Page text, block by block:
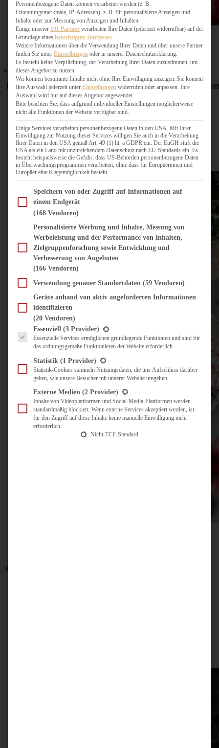
9. Juni 2025
ZUM BEITRAG
Lagkage mit Erdbeeren – leckerer dänischer
30. April 2023
Personenbezogene Daten können verarbeitet werden (z. B.
Erkennungsmerkmale, IP-Adressen), z. B. für personalisierte Anzeigen und
Inhalte oder zur Messung von Anzeigen und Inhalten.
Einige unserer 191 Partner verarbeiten Ihre Daten (jederzeit widerrufbar) auf der
Grundlage eines berechtigten Interesses.
Weitere Informationen über die Verwendung Ihrer Daten und über unsere Partner
finden Sie unter Einstellungen oder in unserer Datenschutzerklärung.
Es besteht keine Verpflichtung, der Verarbeitung Ihrer Daten zuzustimmen, um
dieses Angebot zu nutzen.
Wir können bestimmte Inhalte nicht ohne Ihre Einwilligung anzeigen. Sie können
Ihre Auswahl jederzeit unter Einstellungen widerrufen oder anpassen. Ihre
Auswahl wird nur auf dieses Angebot angewendet.
Bitte beachten Sie, dass aufgrund individueller Einstellungen möglicherweise
nicht alle Funktionen der Website verfügbar sind.
Einige Services verarbeiten personenbezogene Daten in den USA. Mit Ihrer
Einwilligung zur Nutzung dieser Services willigen Sie auch in die Verarbeitung
Ihrer Daten in den USA gemäß Art. 49 (1) lit. a GDPR ein. Der EuGH stuft die
USA als ein Land mit unzureichendem Datenschutz nach EU-Standards ein. Es
besteht beispielsweise die Gefahr, dass US-Behörden personenbezogene Daten
in Überwachungsprogrammen verarbeiten, ohne dass für Europäerinnen und
Europäer eine Klagemöglichkeit besteht.
Im Folgenden finden Sie eine Liste der Zwecke des IAB Transparency and Consent
Speichern von oder Zugriff auf Informationen auf
einem Endgerät
(168 Vendoren)
Personalisierte Werbung und Inhalte, Messung von
Werbeleistung und der Performance von Inhalten,
Zielgruppenforschung sowie Entwicklung und
Verbesserung von Angeboten
(166 Vendoren)
Verwendung genauer Standortdaten (59 Vendoren)
Geräte anhand von aktiv angeforderten Informationen
identifizieren
(20 Vendoren)
Es folgt eine Liste der Service-Gruppen, für die eine Einwilligung erteilt werden
Essenziell (3 Provider)
Essenzielle Services ermöglichen grundlegende Funktionen und sind für
das ordnungsgemäße Funktionieren der Website erforderlich.
Statistik (1 Provider)
Statistik-Cookies sammeln Nutzungsdaten, die uns Aufschluss darüber
geben, wie unsere Besucher mit unserer Website umgehen.
Externe Medien (2 Provider)
Inhalte von Videoplattformen und Social-Media-Plattformen werden
standardmäßig blockiert. Wenn externe Services akzeptiert werden, ist
für den Zugriff auf diese Inhalte keine manuelle Einwilligung mehr
erforderlich.
Nicht-TCF-Standard